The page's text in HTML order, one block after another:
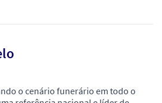
o cenário funerário em todo o